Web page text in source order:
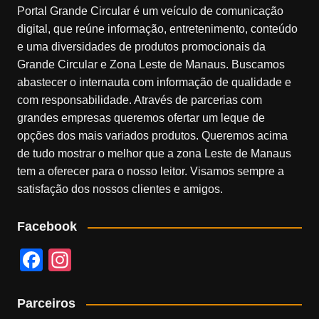
Portal Grande Circular é um veículo de comunicação
digital, que reúne informação, entretenimento, conteúdo
e uma diversidades de produtos promocionais da
Grande Circular e Zona Leste de Manaus. Buscamos
abastecer o internauta com informação de qualidade e
com responsabilidade. Através de parcerias com
grandes empresas queremos ofertar um leque de
opções dos mais variados produtos. Queremos acima
de tudo mostrar o melhor que a zona Leste de Manaus
tem a oferecer para o nosso leitor. Visamos sempre a
satisfação dos nossos clientes e amigos.
Facebook
F
c
a
Parceiros